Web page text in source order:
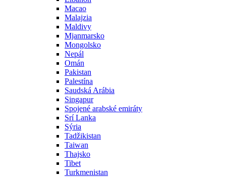
Macao
Malajzia
Maldivy
Mjanmarsko
Mongolsko
Nepál
Omán
Pakistan
Palestína
Saudská Arábia
Singapur
Spojené arabské emiráty
Srí Lanka
Sýria
Tadžikistan
Taiwan
Thajsko
Tibet
Turkmenistan